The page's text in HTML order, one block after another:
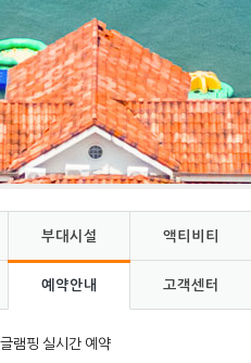
부대시설 액티비티
예약안내 고객센터
글램핑 실시간 예약